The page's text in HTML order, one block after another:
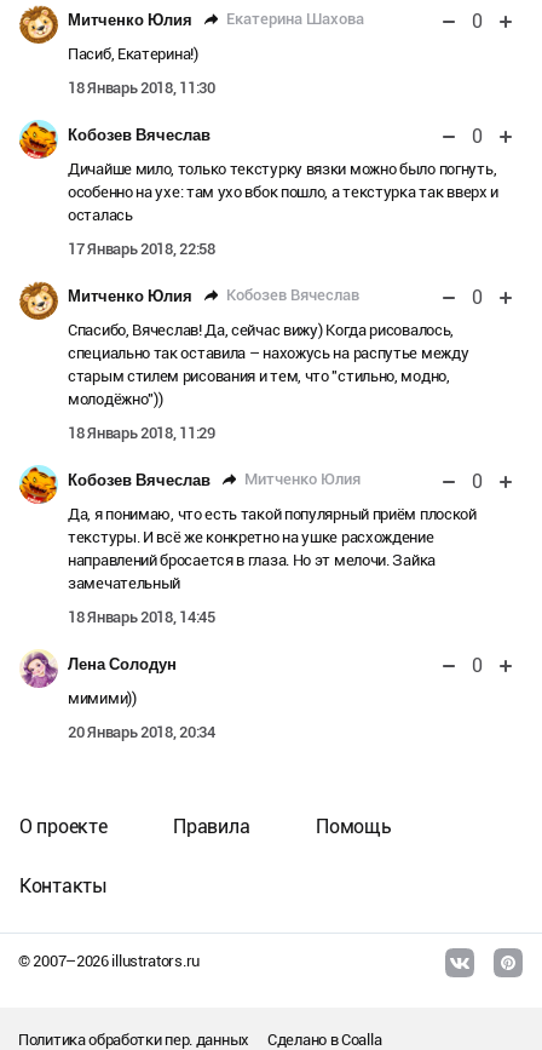
Митченко Юлия Екатерина Шахова 0
Пасиб, Екатерина!)
18 Январь 2018, 11:30
Кобозев Вячеслав 0
Дичайше мило, только текстурку вязки можно было погнуть,
особенно на ухе: там ухо вбок пошло, а текстурка так вверх и
осталась
17 Январь 2018, 22:58
Митченко Юлия Кобозев Вячеслав 0
Спасибо, Вячеслав! Да, сейчас вижу) Когда рисовалось,
специально так оставила – нахожусь на распутье между
старым стилем рисования и тем, что "стильно, модно,
молодёжно"))
18 Январь 2018, 11:29
Кобозев Вячеслав Митченко Юлия 0
Да, я понимаю, что есть такой популярный приём плоской
текстуры. И всё же конкретно на ушке расхождение
направлений бросается в глаза. Но эт мелочи. Зайка
замечательный
18 Январь 2018, 14:45
Лена Солодун 0
мимими))
20 Январь 2018, 20:34
© 2007–2026illustrators.ru
О проекте Правила Помощь
Контакты
Политика обработки пер. данных Сделано вCoalla